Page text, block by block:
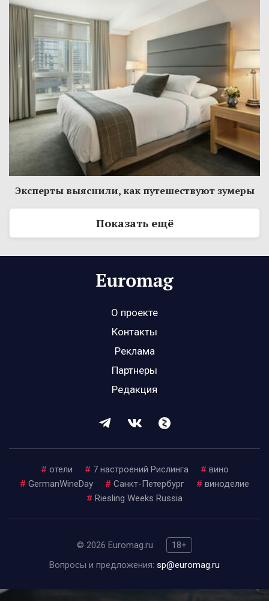
Эксперты выяснили, как путешествуют зумеры
Показать ещё
О проекте
Контакты
Реклама
Партнеры
Редакция
# отели # 7 настроений Рислинга # вино
# GermanWineDay # Санкт-Петербург # виноделие
# Riesling Weeks Russia
© 2026 Euromag.ru
18+
Вопросы и предложения: sp@euromag.ru